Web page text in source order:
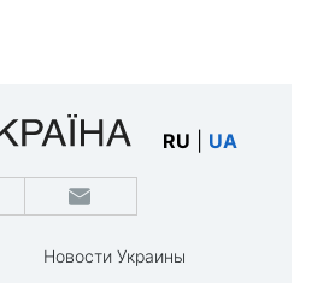
RU UA
Новости Украины